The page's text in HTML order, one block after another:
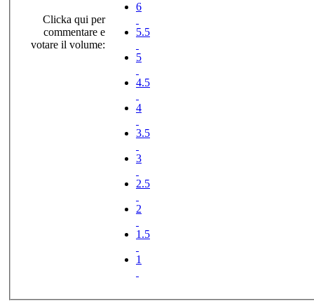
Clicka qui per
commentare e
votare il volume:
6
5.5
5
4.5
4
3.5
3
2.5
2
1.5
1